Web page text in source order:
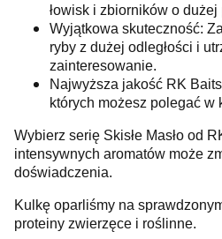
łowisk i zbiorników o
Wyjątkowa skuteczność:
ryby z dużej odległości i
zainteresowanie.
Najwyższa jakość RK
których możesz polegać w
Wybierz serię Skisłe Masło od
intensywnych aromatów może
doświadczenia.
Kulkę oparliśmy na
proteiny zwierzęce i roślinne.